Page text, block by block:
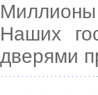
Наших
дверями